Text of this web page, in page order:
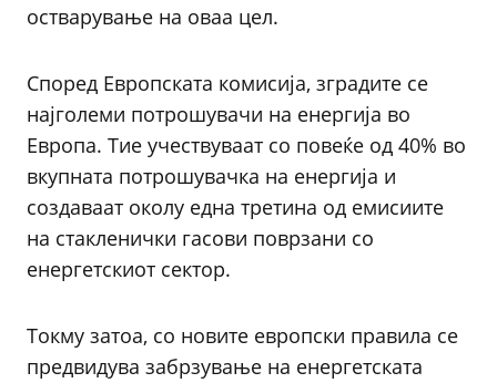
остварување на оваа цел.
Според Европската комисија, зградите се
најголеми потрошувачи на енергија во
Европа. Тие учествуваат со повеќе од 40% во
вкупната потрошувачка на енергија и
создаваат околу една третина од емисиите
на стакленички гасови поврзани со
енергетскиот сектор.
Токму затоа, со новите европски правила се
предвидува забрзување на енергетската